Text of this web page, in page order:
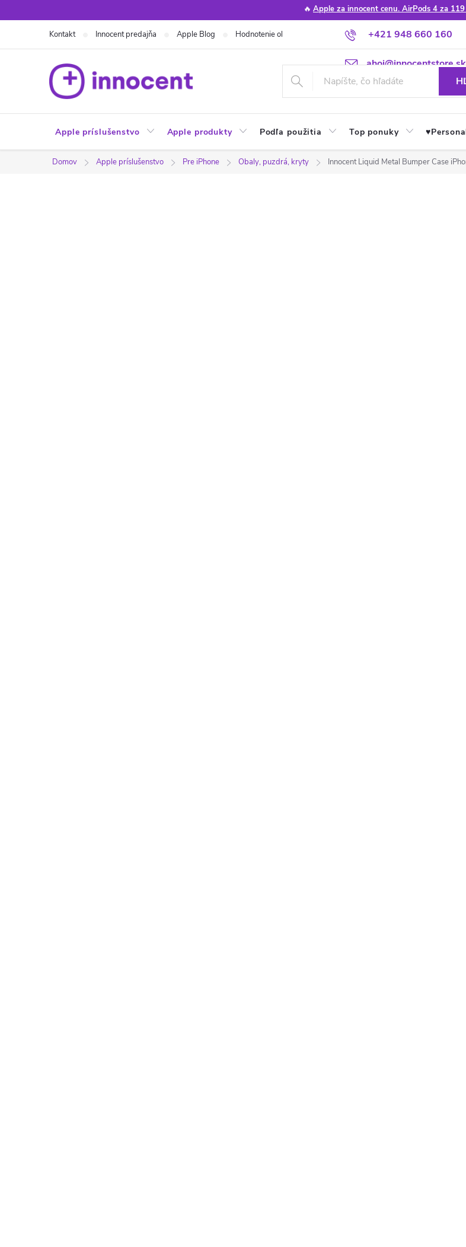
na
🔥 Apple za innocent cenu. AirPods 4 za
+421 948 660 160
ahoj@innocentstore.sk
Kontakt Innocent predajňa Apple Blog Hodnotenie obchodu Poradňa Apple návody a tipy
Apple príslušenstvo Apple produkty Podľa použitia Top ponuky
Domov Apple príslušenstvo Pre iPhone Obaly, puzdrá, kryty Innocent Liquid Metal Bumper Case